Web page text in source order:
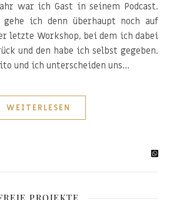
war ich Gast in seinem Podcast.
gehe ich denn überhaupt noch auf
letzte Workshop, bei dem ich dabei
und den habe ich selbst gegeben.
und ich unterscheiden uns…
WEITERLESEN